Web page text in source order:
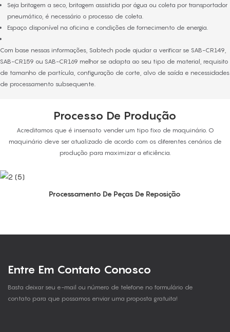
Seja britagem a seco, britagem assistida por água ou coleta por transportador
pneumático, é necessário o processo de coleta.
Espaço disponível na oficina e condições de fornecimento de energia.
Com base nessas informações, Sabtech pode ajudar a verificar se SAB-CR149,
SAB-CR159 ou SAB-CR169 melhor se adapta ao seu tipo de material, requisito
de tamanho de partícula, configuração de corte, alvo de saída e necessidades
de processamento subsequente.
Processo De Produção
Acreditamos que é insensato vender um tipo fixo de maquinário. O
maquinário deve ser atualizado de acordo com os diferentes cenários de
produção para maximizar a eficiência.
Processamento De Peças De Reposição
Entre Em Contato Conosco
Basta deixar seu e-mail ou número de telefone no formulário de
contato para que possamos enviar uma proposta gratuita!